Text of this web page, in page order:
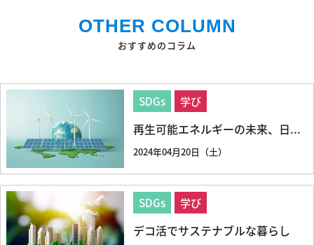
OTHER COLUMN
おすすめのコラム
SDGs 学び
再生可能エネルギーの未来、日...
2024年04月20日（土）
SDGs 学び
デコ活でサステナブルな暮らし